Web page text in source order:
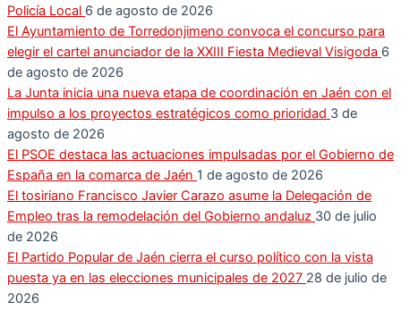
Policía Local 6 de agosto de 2026
El Ayuntamiento de Torredonjimeno convoca el concurso para
elegir el cartel anunciador de la XXIII Fiesta Medieval Visigoda 6
de agosto de 2026
La Junta inicia una nueva etapa de coordinación en Jaén con el
impulso a los proyectos estratégicos como prioridad 3 de
agosto de 2026
El PSOE destaca las actuaciones impulsadas por el Gobierno de
España en la comarca de Jaén 1 de agosto de 2026
El tosiriano Francisco Javier Carazo asume la Delegación de
Empleo tras la remodelación del Gobierno andaluz 30 de julio
de 2026
El Partido Popular de Jaén cierra el curso político con la vista
puesta ya en las elecciones municipales de 2027 28 de julio de
2026